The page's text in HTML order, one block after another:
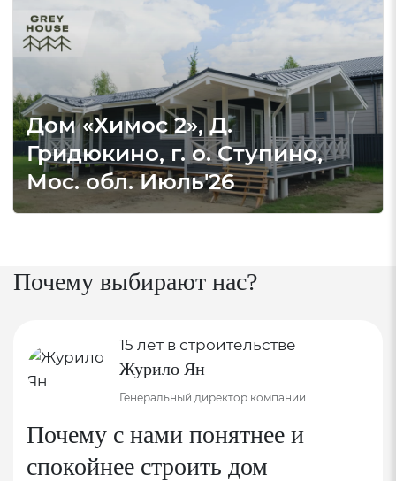
Дом «Химос 2», Д.
Гридюкино, г. о. Ступино,
Мос. обл. Июль'26
Почему выбирают нас?
15 лет в строительстве
Журило Ян
Генеральный директор компании
Почему с нами понятнее и
спокойнее строить дом